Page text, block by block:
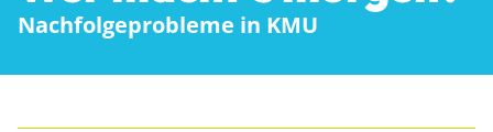
Nachfolgeprobleme in KMU